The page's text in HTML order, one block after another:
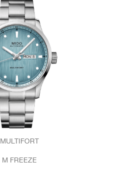
MULTIFORT
M FREEZE